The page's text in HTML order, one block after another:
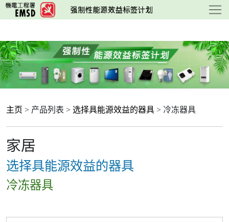
跳
至
要
内
容
主页 > 产品列表 > 选择具能源效益的器具 > 冷冻器具
家居
选择具能源效益的器具
冷冻器具